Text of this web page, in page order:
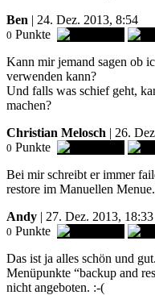
Ben | 24. Dez. 2013, 8:54
0 Punkte
Kann mir jemand sagen ob
verwenden kann?
Und falls was schief geht,
machen?
Christian Melosch | 26.
0 Punkte
Bei mir schreibt er immer
restore im Manuellen
Andy | 27. Dez. 2013, 18:33
0 Punkte
Das ist ja alles schön und
Menüpunkte “backup and
nicht angeboten. :-(